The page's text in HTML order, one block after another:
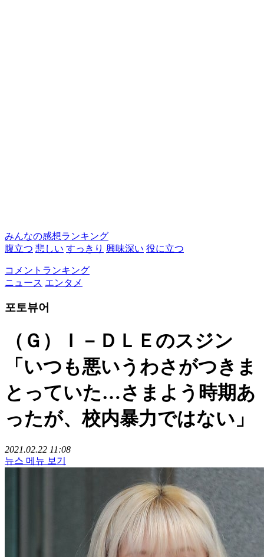
みんなの感想ランキング
腹立つ 悲しい すっきり 興味深い 役に立つ
コメントランキング
ニュース エンタメ
포토뷰어
（Ｇ）Ｉ－ＤＬＥのスジン
「いつも悪いうわさがつきま
とっていた…さまよう時期あ
ったが、校内暴力ではない」
2021.02.22 11:08
뉴스 메뉴 보기